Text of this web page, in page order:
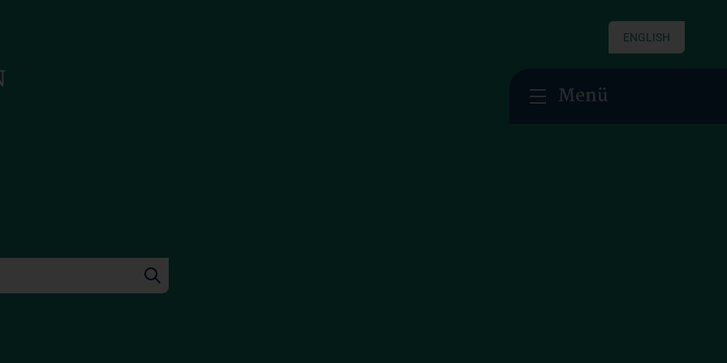
ENGLISH
Menü